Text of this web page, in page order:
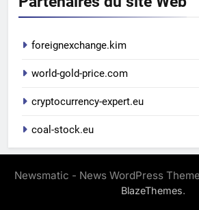
foreignexchange.kim
world-gold-price.com
cryptocurrency-expert.eu
coal-stock.eu
Newsmatic - News WordPress
BlazeThemes.